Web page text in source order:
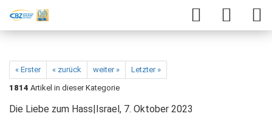
« Erster « zurück weiter »
Letzter »
1814 Artikel in dieser Kategorie
Die Liebe zum Hass|Israel, 7. Oktober 2023